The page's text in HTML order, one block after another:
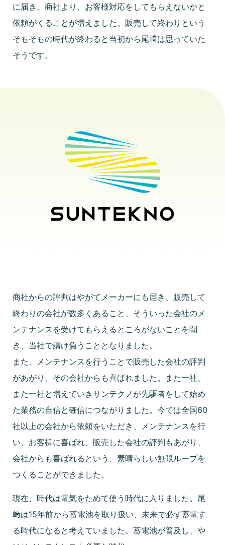
に届き、商社より、お客様対応をしてもらえないかと
依頼がくることが増えました。販売して終わりという
そもそもの時代が終わると当初から尾﨑は思っていた
そうです。
商社からの評判はやがてメーカーにも届き、販売して
終わりの会社が数多くあること、そういった会社のメ
ンテナンスを受けてもらえるところがないことを聞
き、当社で請け負うこととなりました。
また、メンテナンスを行うことで販売した会社の評判
があがり、その会社からも喜ばれました。また一社、
また一社と増えていきサンテクノが先駆者をして始め
た業務の自信と確信につながりました。今では全国60
社以上の会社から依頼をいただき、メンテナンスを行
い、お客様に喜ばれ、販売した会社の評判もあがり、
会社からも喜ばれるという、素晴らしい無限ループを
つくることができました。
現在、時代は電気をためて使う時代に入りました。尾
﨑は15年前から蓄電池を取り扱い、未来で必ず蓄電す
る時代になると考えていました。蓄電池が普及し、や